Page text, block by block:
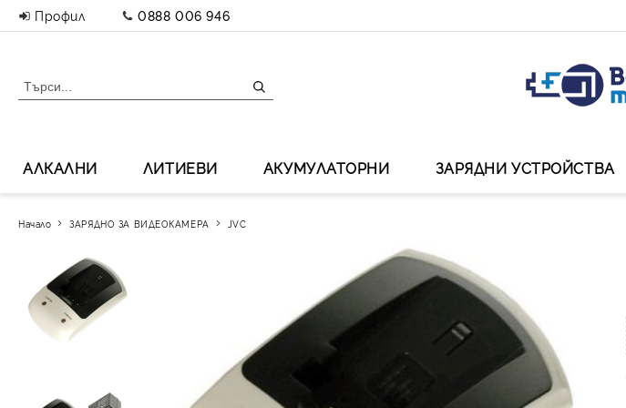
Профил 0888 006 946
АЛКАЛНИ ЛИТИЕВИ АКУМУЛАТОРНИ ЗАРЯДНИ УСТРОЙСТВА
Начало ЗАРЯДНО ЗА ВИДЕОКАМЕРА JVC